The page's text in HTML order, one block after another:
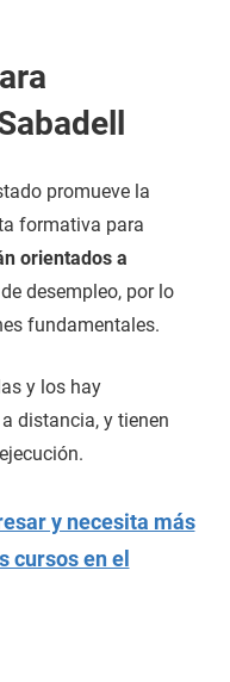
promueve la
formativa para
orientados a
desempleo, por lo
fundamentales.
y los hay
distancia, y tienen
y necesita más
cursos en el